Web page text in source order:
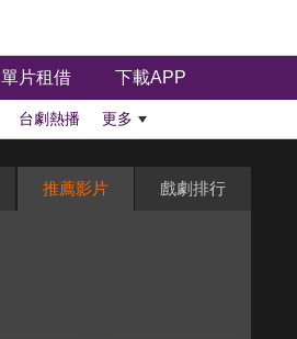
單片租借 下載APP
台劇熱播 更多
推薦影片 戲劇排行